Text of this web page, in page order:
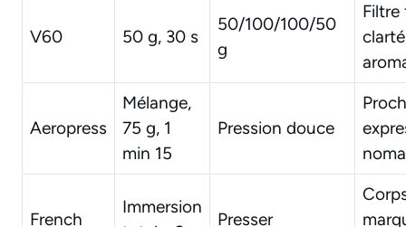
V60 50 g, 30 s
50/100/100/50
g
Filtre
clarté
Aeropress
Mélange,
75 g, 1
min 15
Pression douce
French
Immersion
Presser